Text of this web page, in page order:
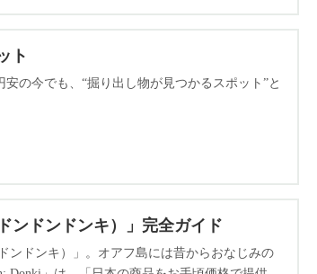
ト
の今でも、“掘り出し物が見つかるスポット”と
ンドンドンキ）」完全ガイド
ンドンキ）」。オアフ島には昔からおなじみの